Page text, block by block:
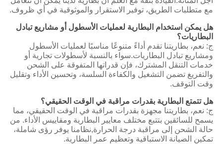
مع متطلبات الطريق، توفير الاستقرار والموثوقية في أي ظروف.
هل يمكن استخدام البطارية لعمليات الأسطول أو مشاريع تبادل
البطاريات؟
ج: نعم، بطاريتنا تقدم أداءً متنوعًا مناسبًا لعمليات الأسطول
ومشاريع تبادل البطاريات.سواء بالنسبة لأسطولات تجارية أو
خدمات التنقل المشترك، فإن قدراتها المتفوقة على الشحن
والتفريغ تضمن التشغيل والكفاءة السلسة، وتحسين الأداء وتقليل
وقت التوقف.
هل تتمتع البطارية بقدرات مراقبة في الوقت الحقيقي؟
ج: نعم، بطاريتنا مجهزة بقدرات مراقبة في الوقت الحقيقي، مما
يسمح للسائقين بتتبع مختلف معايير البطارية ومقاييس الأداء. من
حالة الشحن إلى مراقبة درجة الحرارة,نظامنا يوفر رؤى شاملة،
تمكين الصيانة الاستباقية وتعظيم عمر البطارية.